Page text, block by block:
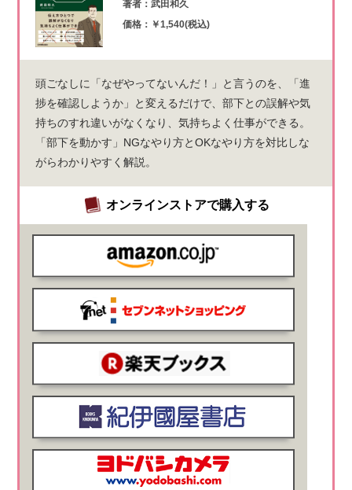
著者：武田和久
価格：￥1,540(税込)
頭ごなしに「なぜやってないんだ！」と言うのを、「進
捗を確認しようか」と変えるだけで、部下との誤解や気
持ちのすれ違いがなくなり、気持ちよく仕事ができる。
「部下を動かす」NGなやり方とOKなやり方を対比しな
がらわかりやすく解説。
オンラインストアで購入する